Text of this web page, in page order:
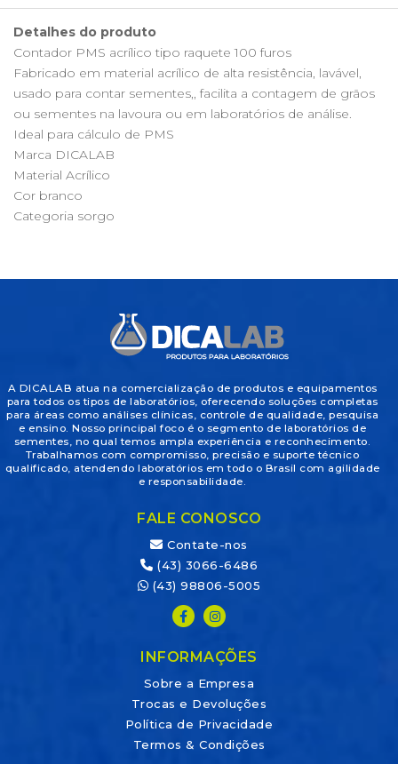
Detalhes do produto
Contador PMS acrílico tipo raquete 100 furos
Fabricado em material acrílico de alta resistência, lavável,
usado para contar sementes,, facilita a contagem de grãos
ou sementes na lavoura ou em laboratórios de análise.
Ideal para cálculo de PMS
Marca DICALAB
Material Acrílico
Cor branco
Categoria sorgo
A DICALAB atua na comercialização de produtos e equipamentos
para todos os tipos de laboratórios, oferecendo soluções completas
para áreas como análises clínicas, controle de qualidade, pesquisa
e ensino. Nosso principal foco é o segmento de laboratórios de
sementes, no qual temos ampla experiência e reconhecimento.
Trabalhamos com compromisso, precisão e suporte técnico
qualificado, atendendo laboratórios em todo o Brasil com agilidade
e responsabilidade.
FALE CONOSCO
Contate-nos
(43) 3066-6486
(43) 98806-5005
INFORMAÇÕES
Sobre a Empresa
Trocas e Devoluções
Política de Privacidade
Termos & Condições